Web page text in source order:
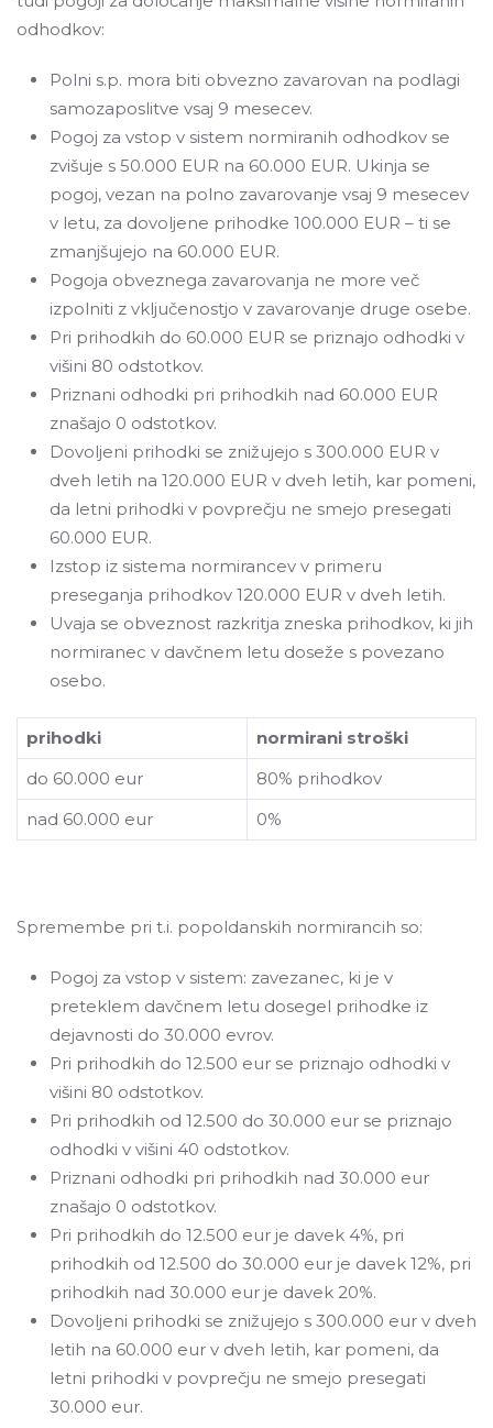
odhodkov:
Polni s.p. mora biti obvezno zavarovan na podlagi
samozaposlitve vsaj 9 mesecev.
Pogoj za vstop v sistem normiranih odhodkov se
zvišuje s 50.000 EUR na 60.000 EUR. Ukinja se
pogoj, vezan na polno zavarovanje vsaj 9 mesecev
v letu, za dovoljene prihodke 100.000 EUR – ti se
zmanjšujejo na 60.000 EUR.
Pogoja obveznega zavarovanja ne more več
izpolniti z vključenostjo v zavarovanje druge osebe.
Pri prihodkih do 60.000 EUR se priznajo odhodki v
višini 80 odstotkov.
Priznani odhodki pri prihodkih nad 60.000 EUR
znašajo 0 odstotkov.
Dovoljeni prihodki se znižujejo s 300.000 EUR v
dveh letih na 120.000 EUR v dveh letih, kar pomeni,
da letni prihodki v povprečju ne smejo presegati
60.000 EUR.
Izstop iz sistema normirancev v primeru
preseganja prihodkov 120.000 EUR v dveh letih.
Uvaja se obveznost razkritja zneska prihodkov, ki jih
normiranec v davčnem letu doseže s povezano
osebo.
prihodki
normirani stroški
do 60.000 eur
80% prihodkov
nad 60.000 eur
0%
Spremembe pri t.i. popoldanskih normirancih so:
Pogoj za vstop v sistem: zavezanec, ki je v
preteklem davčnem letu dosegel prihodke iz
dejavnosti do 30.000 evrov.
Pri prihodkih do 12.500 eur se priznajo odhodki v
višini 80 odstotkov.
Pri prihodkih od 12.500 do 30.000 eur se priznajo
odhodki v višini 40 odstotkov.
Priznani odhodki pri prihodkih nad 30.000 eur
znašajo 0 odstotkov.
Pri prihodkih do 12.500 eur je davek 4%, pri
prihodkih od 12.500 do 30.000 eur je davek 12%, pri
prihodkih nad 30.000 eur je davek 20%.
Dovoljeni prihodki se znižujejo s 300.000 eur v dveh
letih na 60.000 eur v dveh letih, kar pomeni, da
letni prihodki v povprečju ne smejo presegati
30.000 eur.